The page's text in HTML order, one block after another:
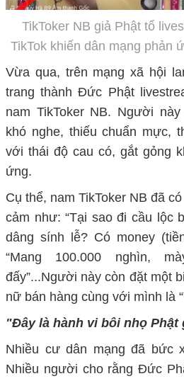
TikToker NB giả Phật tổ
TikTok khiến dân mạng phản
Vừa qua, trên mạng xã hội
trang thành Đức Phật
nam TikToker NB. Người
khó nghe, thiếu chuẩn mực,
với thái độ cau có, gắt gỏng
ứng.
Cụ thể, nam TikToker NB đã
cảm như: “Tại sao đi cầu lộc
dâng sính lễ? Có money
“Mang 100.000 nghìn,
đấy”...Người này còn đặt một
nữ bán hàng cùng với mình là
"Đây là hành vi bôi nhọ Phật
Nhiều cư dân mạng đã bức
Nhiều người cho rằng Đức